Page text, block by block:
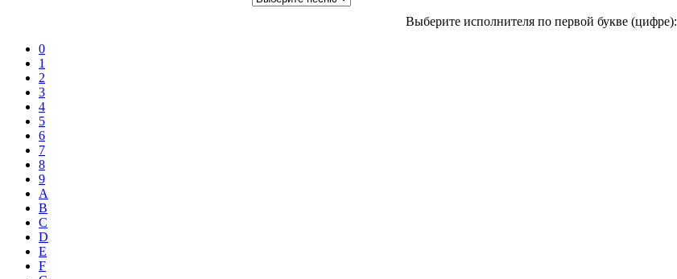
Выберите исполнителя по первой букве (цифре):
0
1
2
3
4
5
6
7
8
9
A
B
C
D
E
F